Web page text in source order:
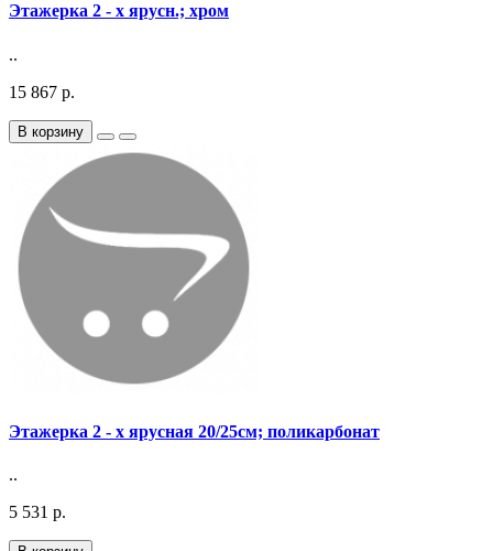
Этажерка 2 - х ярусн.; хром
..
15 867 р.
В корзину
Этажерка 2 - х ярусная 20/25см; поликарбонат
..
5 531 р.